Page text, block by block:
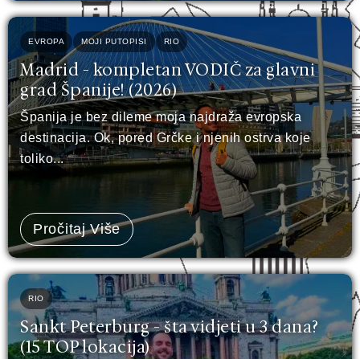
EVROPA MOJI PUTOPISI RIO
Madrid - kompletan VODIČ za glavni
grad Španije! (2026)
Španija je bez dileme moja najdraža evropska
destinacija. Ok, pored Grčke i njenih ostrva koje
toliko...
Pročitaj Više
RIO
Sankt Peterburg - šta vidjeti u 3 dana?
(15 TOP lokacija)